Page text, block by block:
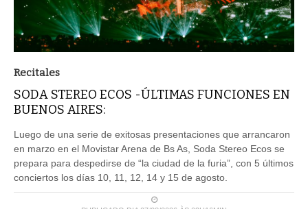
Recitales
SODA STEREO ECOS -ÚLTIMAS FUNCIONES EN
BUENOS AIRES:
Luego de una serie de exitosas presentaciones que arrancaron
en marzo en el Movistar Arena de Bs As, Soda Stereo Ecos se
prepara para despedirse de “la ciudad de la furia”, con 5 últimos
conciertos los días 10, 11, 12, 14 y 15 de agosto.